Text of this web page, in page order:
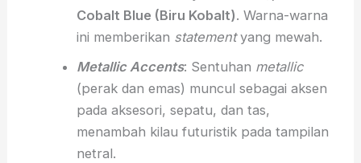
Cobalt Blue (Biru Kobalt). Warna-warna
ini memberikan statementyang mewah.
Metallic Accents: Sentuhan metallic
(perak dan emas) muncul sebagai aksen
pada aksesori, sepatu, dan tas,
menambah kilau futuristik pada tampilan
netral.